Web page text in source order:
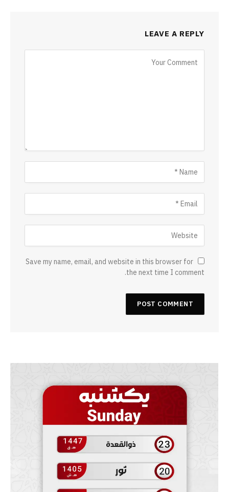
LEAVE A REPLY
Save my name, email, and website in this browser for
the next time I comment.